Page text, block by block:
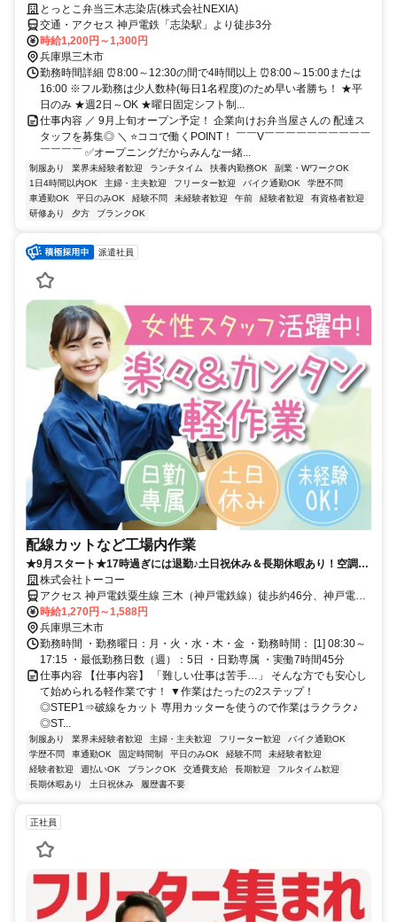
とっとこ弁当三木志染店(株式会社NEXIA)
交通・アクセス 神戸電鉄「志染駅」より徒歩3分
時給1,200円～1,300円
兵庫県三木市
勤務時間詳細 ⏰8:00～12:30の間で4時間以上 ⏰8:00～15:00または
16:00 ※フル勤務は少人数枠(毎日1名程度)のため早い者勝ち！ ★平
日のみ ★週2日～OK ★曜日固定シフト制...
仕事内容 ／ 9月上旬オープン予定！ 企業向けお弁当屋さんの 配達ス
タッフを募集◎ ＼ ⭐ココで働くPOINT！ ￣￣V￣￣￣￣￣￣￣￣￣￣
￣￣￣￣ ✅オープニングだからみんな一緒...
制服あり 業界未経験者歓迎 ランチタイム 扶養内勤務OK
副業・WワークOK
1日4時間以内OK
主婦・主夫歓迎 フリーター歓迎 バイク通勤OK
学歴不問
車通勤OK
平日のみOK 経験不問 未経験者歓迎 午前 経験者歓迎
有資格者歓迎
研修あり
夕方 ブランクOK
派遣社員
配線カットなど工場内作業
★9月スタート★17時過ぎには退勤♪土日祝休み＆長期休暇あり！空調完
備の快適環境で始めるモクモク軽作業♪
株式会社トーコー
アクセス 神戸電鉄粟生線 三木（神戸電鉄線）徒歩約46分、神戸電鉄
粟生線/神戸高速鉄道南北線 志染西改札口徒歩約62分、ＪＲ加古川線
厄神徒歩約72分 神戸電鉄「三木」駅より車で10分
時給1,270円～1,588円
兵庫県三木市
勤務時間 ・勤務曜日：月・火・水・木・金 ・勤務時間： [1] 08:30～
17:15 ・最低勤務日数（週）：5日 ・日勤専属 ・実働7時間45分
仕事内容 【仕事内容】 「難しい仕事は苦手…」 そんな方でも安心し
て始められる軽作業です！ ▼作業はたったの2ステップ！
◎STEP1⇒破線をカット 専用カッターを使うので作業はラクラク♪
◎ST...
制服あり 業界未経験者歓迎 主婦・主夫歓迎 フリーター歓迎
バイク通勤OK
学歴不問
車通勤OK 固定時間制 平日のみOK 経験不問
未経験者歓迎
経験者歓迎
週払いOK ブランクOK 交通費支給 長期歓迎
フルタイム歓迎
長期休暇あり
土日祝休み 履歴書不要
正社員